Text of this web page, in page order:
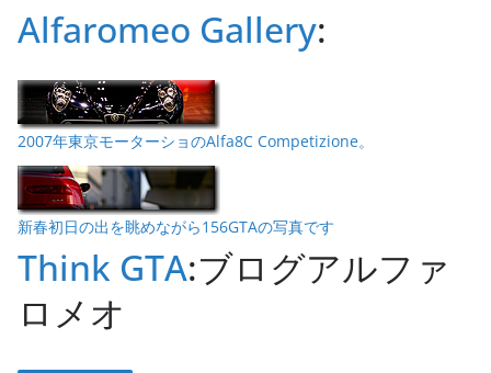
Alfaromeo Gallery:
2007年東京モーターショのAlfa8C Competizione。
新春初日の出を眺めながら156GTAの写真です
Think GTA:ブログアルファ
ロメオ